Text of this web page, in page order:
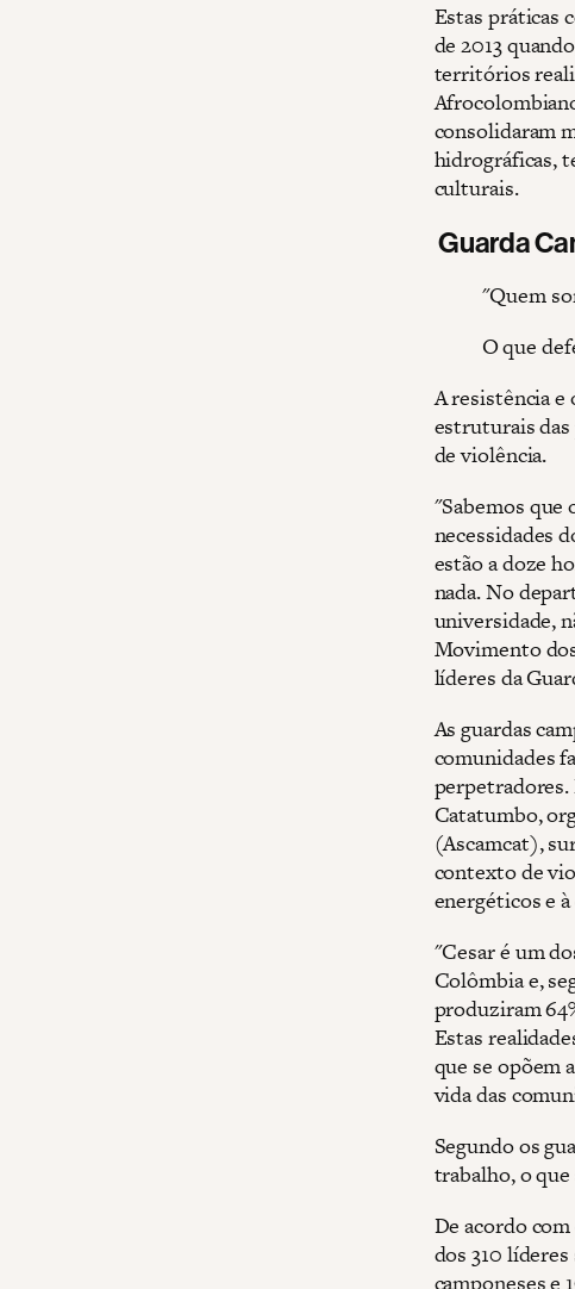
Estas práticas
de 2013
territórios
consolidaram
hidrográficas,
culturais.
Guarda
"Quem
O que
A resistência e
estruturais
de violência.
"Sabemos que
necessidades
estão a doze
nada. No
universidade,
Movimento
líderes da
As guardas
comunidades
perpetradores.
Catatumbo,
(Ascamcat),
contexto de
energéticos e
"Cesar é um
Colômbia e,
produziram
Estas
que se opõem
vida das
Segundo os
trabalho, o que
De acordo
dos 310
camponeses e